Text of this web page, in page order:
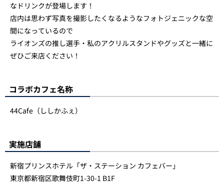
なドリンクが登場します！
店内は思わず写真を撮影したくなるようなフォトジェニックな空
間になっているので
ライオンズの推し選手・私のアクリルスタンドやグッズと一緒に
ぜひご来店ください！
コラボカフェ名称
44Cafe（ししかふぇ）
実施店舗
新宿プリンスホテル「ザ・ステーション カフェバー」
東京都新宿区歌舞伎町1-30-1 B1F